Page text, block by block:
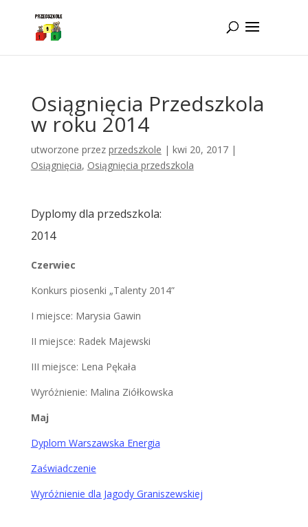
Osiągnięcia Przedszkola
w roku 2014
utworzone przez przedszkole | kwi 20, 2017|
Osiągnięcia, Osiągnięcia przedszkola
Dyplomy dla przedszkola:
2014
Czerwiec
Konkurs piosenki „Talenty 2014”
I miejsce: Marysia Gawin
II miejsce: Radek Majewski
III miejsce: Lena Pękała
Wyróżnienie: Malina Ziółkowska
Maj
Dyplom Warszawska Energia
Zaświadczenie
Wyróżnienie dla Jagody Graniszewskiej